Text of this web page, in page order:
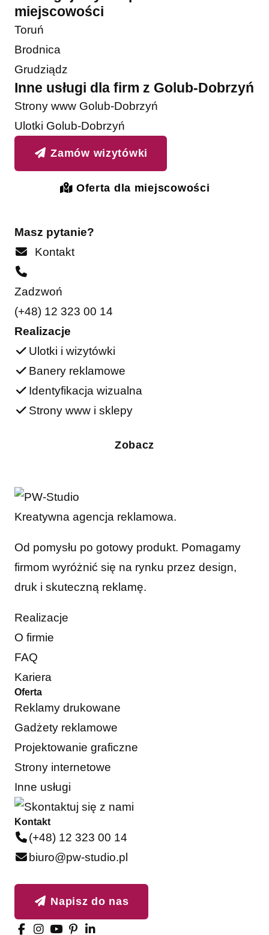
miejscowości
Toruń
Brodnica
Grudziądz
Inne usługi dla firm z Golub-Dobrzyń
Strony www Golub-Dobrzyń
Ulotki Golub-Dobrzyń
Zamów wizytówki
Oferta dla miejscowości
Masz pytanie?
Kontakt
Zadzwoń
(+48) 12 323 00 14
Realizacje
Ulotki i wizytówki
Banery reklamowe
Identyfikacja wizualna
Strony www i sklepy
Zobacz
Kreatywna agencja reklamowa.
Od pomysłu po gotowy produkt. Pomagamy
firmom wyróżnić się na rynku przez design,
druk i skuteczną reklamę.
Realizacje
O firmie
FAQ
Kariera
Oferta
Reklamy drukowane
Gadżety reklamowe
Projektowanie graficzne
Strony internetowe
Inne usługi
Kontakt
(+48) 12 323 00 14
biuro@pw-studio.pl
Napisz do nas